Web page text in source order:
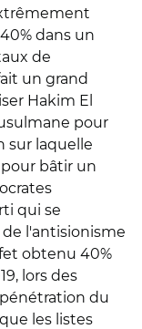
dans un
de
un grand
Hakim El
pour
sur laquelle
bâtir un
qui se
l'antisionisme
obtenu 40%
lors des
du
les listes